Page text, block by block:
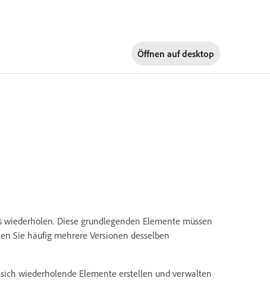
Öffnen aufdesktop
Diese grundlegenden Elemente müssen
Sie häufig mehrere Versionen desselben
wiederholende Elemente erstellen und verwalten